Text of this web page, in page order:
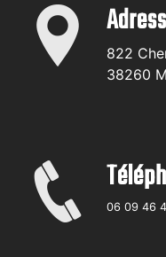
822
38260
06 09 46